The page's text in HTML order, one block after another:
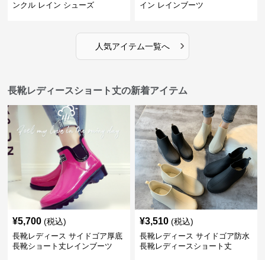
ンクル レイン シューズ
イン レインブーツ
人気アイテム一覧へ ›
長靴レディースショート丈の新着アイテム
¥5,700 (税込)
長靴レディース サイドゴア厚底
長靴ショート丈レインブーツ
¥3,510 (税込)
長靴レディース サイドゴア防水
長靴レディースショート丈